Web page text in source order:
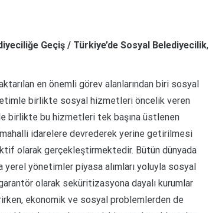
Geçiş / Türkiye’de Sosyal Belediyecilik,
en önemli görev alanlarından biri sosyal
birlikte sosyal hizmetleri öncelik veren
birlikte bu hizmetleri tek başına üstlenen
idarelere devrederek yerine getirilmesi
olarak gerçekleştirmektedir. Bütün dünyada
yerel yönetimler piyasa alımları yoluyla sosyal
olarak seküritizasyona dayalı kurumlar
ekonomik ve sosyal problemlerden de